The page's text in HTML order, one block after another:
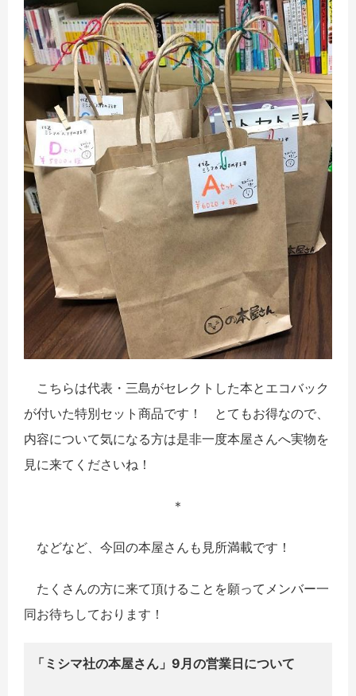
こちらは代表・三島がセレクトした本とエコバック
が付いた特別セット商品です！ とてもお得なので、
内容について気になる方は是非一度本屋さんへ実物を
見に来てくださいね！
＊
などなど、今回の本屋さんも見所満載です！
たくさんの方に来て頂けることを願ってメンバー一
同お待ちしております！
「ミシマ社の本屋さん」9月の営業日について